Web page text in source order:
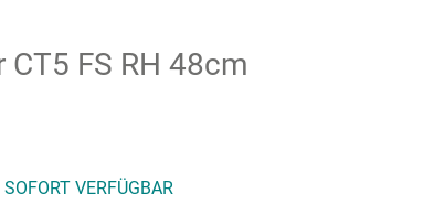
CT5 FS RH 48cm
VERFÜGBAR